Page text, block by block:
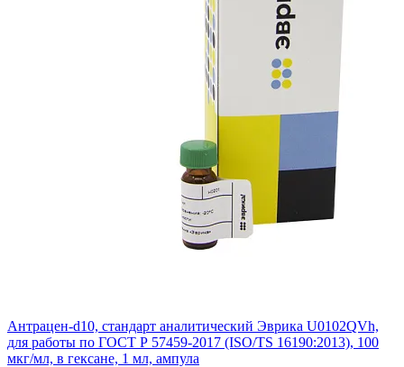
Антрацен-d10, стандарт аналитический Эврика U0102QVh,
для работы по ГОСТ Р 57459-2017 (ISO/TS 16190:2013), 100
мкг/мл, в гексане, 1 мл, ампула